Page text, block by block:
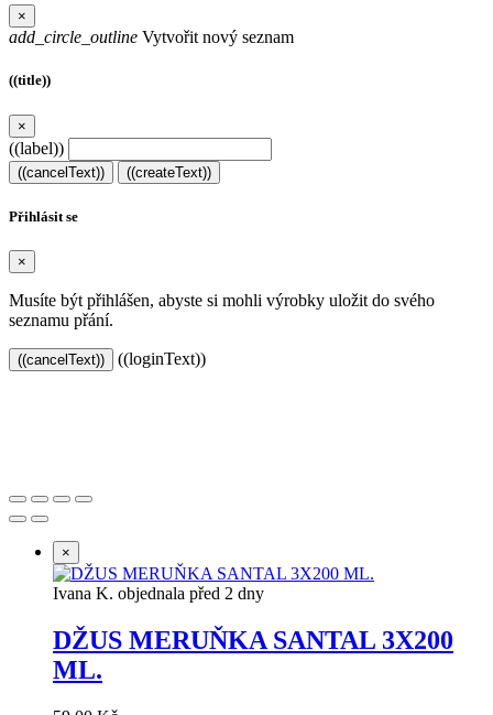
×
add_circle_outline Vytvořit nový seznam
((title))
×
((label))
((cancelText)) ((createText))
Přihlásit se
×
Musíte být přihlášen, abyste si mohli výrobky uložit do svého
seznamu přání.
((cancelText)) ((loginText))
×
Ivana K. objednala před 2 dny
DŽUS MERUŇKA SANTAL 3X200
ML.